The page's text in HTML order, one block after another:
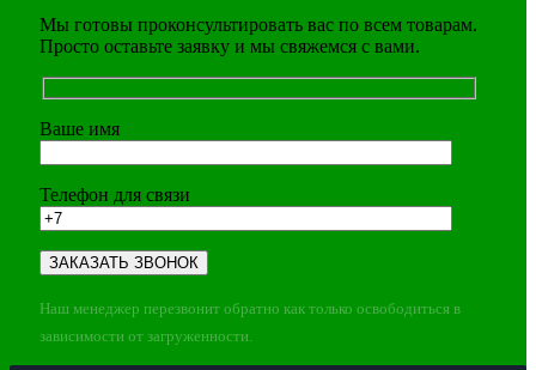
Мы готовы проконсультировать вас по всем товарам.
Просто оставьте заявку и мы свяжемся с вами.
Ваше имя
Телефон для связи
Наш менеджер перезвонит обратно как только освободиться в
зависимости от загруженности.